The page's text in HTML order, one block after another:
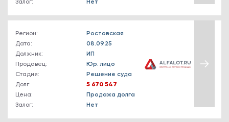
Залог:
Нет
Регион:
Ростовская
Дата:
08.09.25
Должник:
ИП
Продавец:
Юр. лицо
Стадия:
Решение суда
Долг:
5 670 547
Цена:
Продажа долга
Залог:
Нет